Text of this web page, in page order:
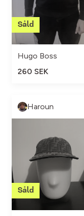
Hugo Boss
260 SEK
Haroun